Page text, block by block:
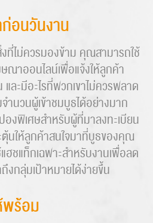
อนวันงาน
ที่ไม่ควรมองข้าม คุณสามารถใช้
ษณาออนไลน์เพื่อแจ้งให้ลูกค้า
ละมีอะไรที่พวกเขาไม่ควรพลาด
นวนผู้เข้าชมบูธได้อย่างมาก
งพิเศษสำหรับผู้ที่มาลงทะเบียน
นให้ลูกค้าสนใจมาที่บูธของคุณ
ชแท็กเฉพาะสำหรับงานเพื่อลด
งกลุ่มเป้าหมายได้ง่ายขึ้น
พร้อม